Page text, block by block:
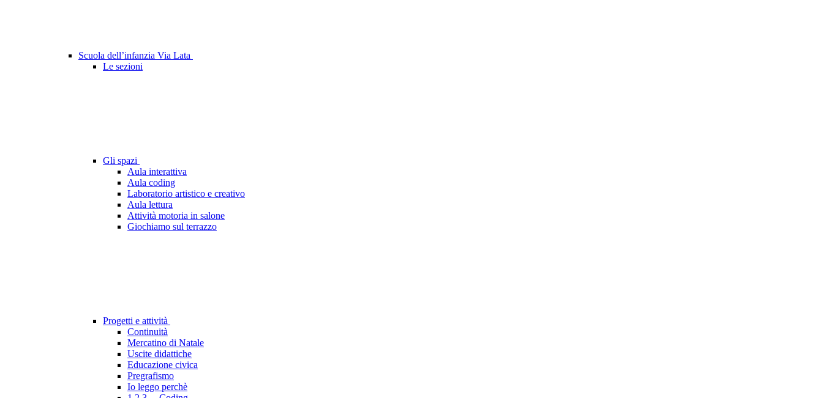
Scuola dell’infanzia Via Lata
Le sezioni
Gli spazi
Aula interattiva
Aula coding
Laboratorio artistico e creativo
Aula lettura
Attività motoria in salone
Giochiamo sul terrazzo
Progetti e attività
Continuità
Mercatino di Natale
Uscite didattiche
Educazione civica
Pregrafismo
Io leggo perchè